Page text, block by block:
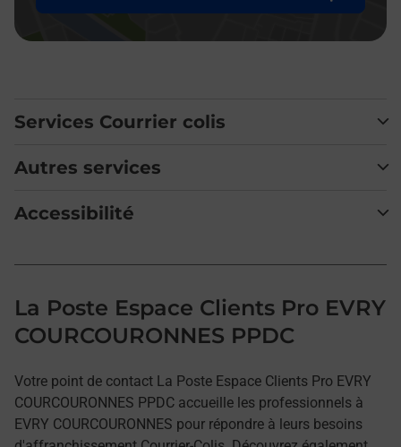
Services Courrier colis
Autres services
Accessibilité
La Poste Espace Clients Pro EVRY
COURCOURONNES PPDC
Votre point de contact La Poste Espace Clients Pro EVRY
COURCOURONNES PPDC accueille les professionnels à
EVRY COURCOURONNES pour répondre à leurs besoins